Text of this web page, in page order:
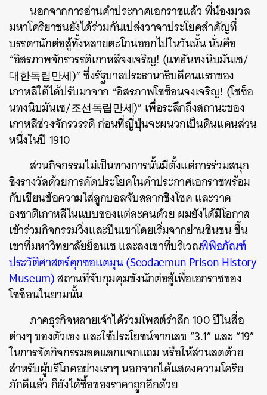
นอกจากการอ่านคำประกาศเอกราชแล้ว พี่น้องมวล
มหาโคริยาชนยังได้ร่วมกันเปล่งวาจาประโยคสำคัญที่
บรรดานักต่อสู้ทั้งหลายตะโกนออกไปในวันนั้น นั่นคือ
“อิสรภาพจักรวรรดิเกาหลีจงเจริญ! (แทฮันทงนิบมันเซ/
대한독립만세)” ซึ่งรัฐบาลประธานาธิบดีคนแรกของ
เกาหลีใต้ได้ปรับมาจาก “อิสรภาพโชซ็อนจงเจริญ! (โชซ็อ
นทงนิบมันเซ/조선독립만세)” เพื่อระลึกถึงสถานะของ
เกาหลีช่วงจักรวรรดิ ก่อนที่ญี่ปุ่นจะผนวกเป็นดินแดนส่วน
หนึ่งในปี 1910
ส่วนกิจกรรมไม่เป็นทางการนั้นมีตั้งแต่การร่วมสนุก
ชิงรางวัลด้วยการคัดประโยคในคำประกาศเอกราชพร้อม
กับเขียนข้อความใส่ลูกบอลจับสลากชิงโชค และวาด
ธงชาติเกาหลีในแบบของแต่ละคนด้วย ผมยังได้มีโอกาส
เข้าร่วมกิจกรรมวิ่งและปีนเขาโดยเริ่มจากย่านชินชน ขึ้น
เขาที่มหาวิทยาลัยย็อนเซ และลงเขาที่บริเวณพิพิธภัณฑ์
ประวัติศาสตร์คุกซอแดมุน (Seodaemun Prison History
Museum)สถานที่จับกุมคุมขังนักต่อสู้เพื่อเอกราชของ
โชซ็อนในยามนั้น
ภาคธุรกิจหลายเจ้าได้ร่วมโพสต์รำลึก 100 ปีในสื่อ
ต่างๆ ของตัวเอง และใช้ประโยชน์จากเลข “3.1” และ “19”
ในการจัดกิจกรรมลดแลกแจกแถม หรือให้ส่วนลดด้วย
สำหรับผู้บริโภคอย่างเราๆ นอกจากได้แสดงความโคริย
ภักดีแล้ว ก็ยังได้ซื้อของราคาถูกอีกด้วย